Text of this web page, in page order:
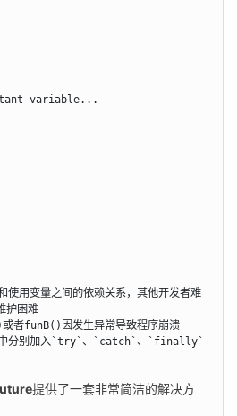
用变量之间的依赖关系，其他开发者难
护困难
者funB()因发生异常导致程序崩溃
分别加入`try`、`catch`、`finally`
提供了一套非常简洁的解决方